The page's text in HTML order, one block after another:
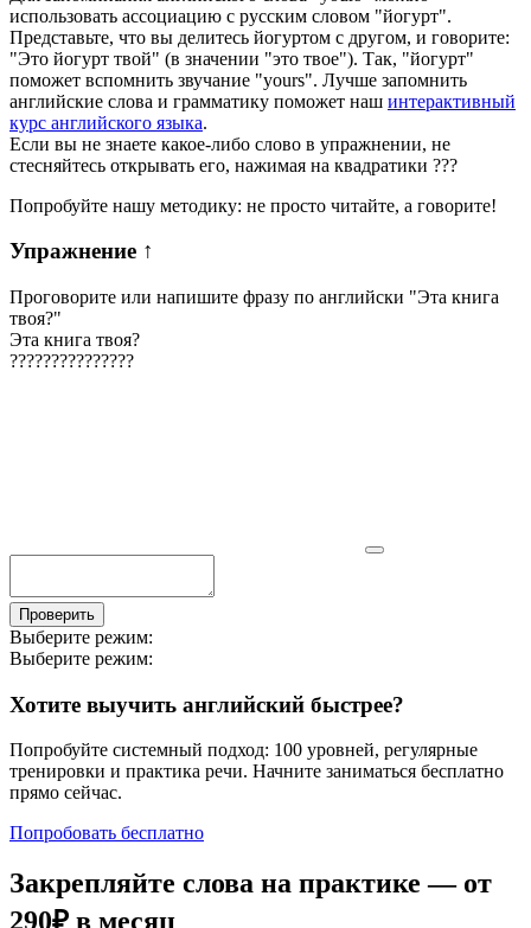
использовать ассоциацию с русским словом "йогурт".
Представьте, что вы делитесь йогуртом с другом, и говорите:
"Это йогурт твой" (в значении "это твое"). Так, "йогурт"
поможет вспомнить звучание "yours". Лучше запомнить
английские слова и грамматику поможет наш интерактивный
курс английского языка.
Если вы не знаете какое-либо слово в упражнении, не
стесняйтесь открывать его, нажимая на квадратики ???
Попробуйте нашу методику: не просто читайте, а говорите!
Упражнение ↑
Проговорите или напишите фразу по английски "Эта книга
твоя?"
Эта книга твоя?
???????????????
Проверить
Выберите режим:
Выберите режим:
Хотите выучить английский быстрее?
Попробуйте системный подход: 100 уровней, регулярные
тренировки и практика речи. Начните заниматься бесплатно
прямо сейчас.
Попробовать бесплатно
Закрепляйте слова на практике — от
290₽ в месяц